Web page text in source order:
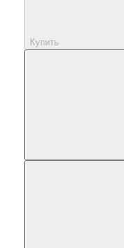
Купить